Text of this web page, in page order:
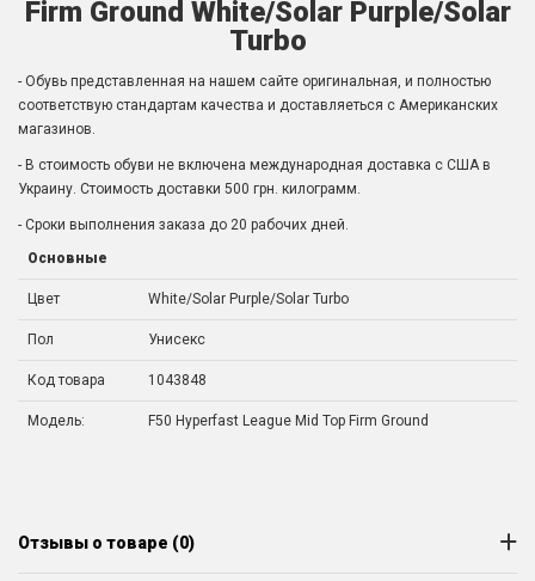
Firm Ground White/Solar Purple/Solar
Turbo
- Обувь представленная на нашем сайте оригинальная, и полностью
соответствую стандартам качества и доставляеться с Американских
магазинов.
- В стоимость обуви не включена международная доставка с США в
Украину. Стоимость доставки 500 грн. килограмм.
- Сроки выполнения заказа до 20 рабочих дней.
Основные
Цвет White/Solar Purple/Solar Turbo
Пол Унисекс
Код товара 1043848
Модель: F50 Hyperfast League Mid Top Firm Ground
Отзывы о товаре (0)